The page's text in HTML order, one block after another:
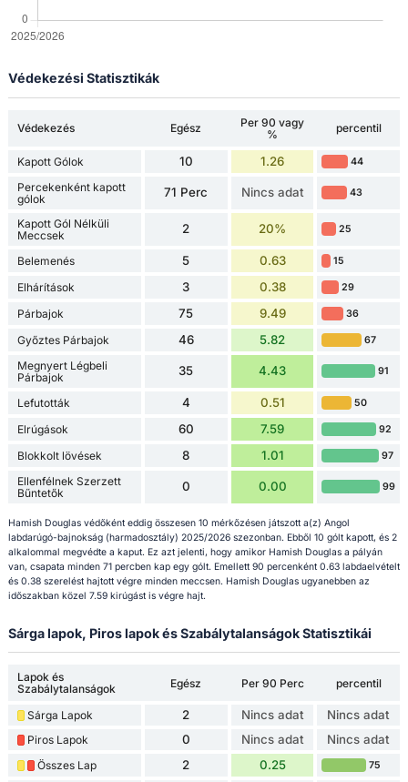
Védekezési Statisztikák
Védekezés Egész
Per 90 vagy
%
percentil
Kapott Gólok 10 1.26 44
Percekenként kapott
gólok
71 Perc Nincs adat 43
Kapott Gól Nélküli
Meccsek
2 20% 25
Belemenés 5 0.63 15
Elhárítások 3 0.38 29
Párbajok 75 9.49 36
Győztes Párbajok 46 5.82 67
Megnyert Légbeli
Párbajok
35 4.43 91
Lefutották 4 0.51 50
Elrúgások 60 7.59 92
Blokkolt lövések 8 1.01 97
Ellenfélnek Szerzett
Bűntetők
0 0.00 99
Hamish Douglas védőként eddig összesen 10 mérkőzésen játszott a(z) Angol
labdarúgó-bajnokság (harmadosztály) 2025/2026 szezonban. Ebből 10 gólt kapott, és 2
alkalommal megvédte a kaput. Ez azt jelenti, hogy amikor Hamish Douglas a pályán
van, csapata minden 71 percben kap egy gólt. Emellett 90 percenként 0.63 labdaelvételt
és 0.38 szerelést hajtott végre minden meccsen. Hamish Douglas ugyanebben az
időszakban közel 7.59 kirúgást is végre hajt.
Sárga lapok, Piros lapok és Szabálytalanságok Statisztikái
Lapok és
Szabálytalanságok
Egész Per 90 Perc percentil
Sárga Lapok 2 Nincs adat Nincs adat
Piros Lapok 0 Nincs adat Nincs adat
Összes Lap 2 0.25 75